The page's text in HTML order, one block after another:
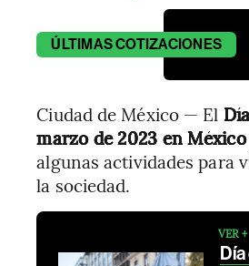
ÚLTIMASCOTIZACIONES
Ciudad de México — El
marzo de 2023 en México
algunas actividades para
la sociedad.
VER +